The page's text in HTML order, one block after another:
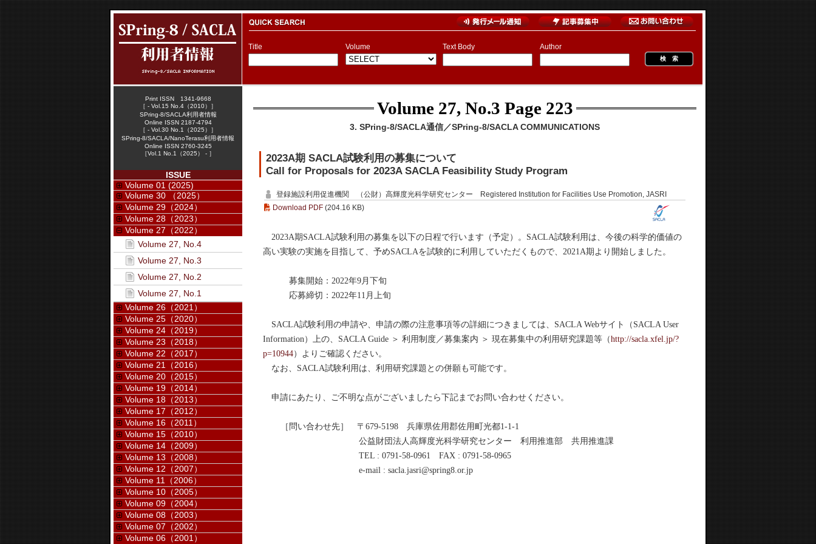
Title Volume Text Body Author
Volume 27, No.3 Page 223
3. SPring-8/SACLA通信／SPring-8/SACLA COMMUNICATIONS
2023A期 SACLA試験利用の募集について
Call for Proposals for 2023A SACLA Feasibility Study Program
登録施設利用促進機関 （公財）高輝度光科学研究センター Registered Institution for Facilities Use Promotion, JASRI
Download PDF (204.16 KB)
2023A期SACLA試験利用の募集を以下の日程で行います（予定）。SACLA試験利用は、今後の科学的価値の
高い実験の実施を目指して、予めSACLAを試験的に利用していただくもので、2021A期より開始しました。
募集開始：2022年9月下旬
応募締切：2022年11月上旬
SACLA試験利用の申請や、申請の際の注意事項等の詳細につきましては、SACLA Webサイト（SACLA User
Information）上の、SACLA Guide ＞ 利用制度／募集案内 ＞ 現在募集中の利用研究課題等（http://sacla.xfel.jp/?
p=10944）よりご確認ください。
なお、SACLA試験利用は、利用研究課題との併願も可能です。
申請にあたり、ご不明な点がございましたら下記までお問い合わせください。
［問い合わせ先］ 〒679-5198 兵庫県佐用郡佐用町光都1-1-1
公益財団法人高輝度光科学研究センター 利用推進部 共用推進課
TEL : 0791-58-0961 FAX : 0791-58-0965
e-mail : sacla.jasri@spring8.or.jp
Print ISSN 1341-9668
［ - Vol.15 No.4（2010）］
SPring-8/SACLA利用者情報
Online ISSN 2187-4794
［ - Vol.30 No.1（2025）］
SPring-8/SACLA/NanoTerasu利用者情報
Online ISSN 2760-3245
［Vol.1 No.1（2025） - ］
ISSUE
Volume 01 (2025)
Volume 30 （2025）
Volume 29（2024）
Volume 28（2023）
Volume 27（2022）
Volume 27, No.4
Volume 27, No.3
Volume 27, No.2
Volume 27, No.1
Volume 26（2021）
Volume 25（2020）
Volume 24（2019）
Volume 23（2018）
Volume 22（2017）
Volume 21（2016）
Volume 20（2015）
Volume 19（2014）
Volume 18（2013）
Volume 17（2012）
Volume 16（2011）
Volume 15（2010）
Volume 14（2009）
Volume 13（2008）
Volume 12（2007）
Volume 11（2006）
Volume 10（2005）
Volume 09（2004）
Volume 08（2003）
Volume 07（2002）
Volume 06（2001）